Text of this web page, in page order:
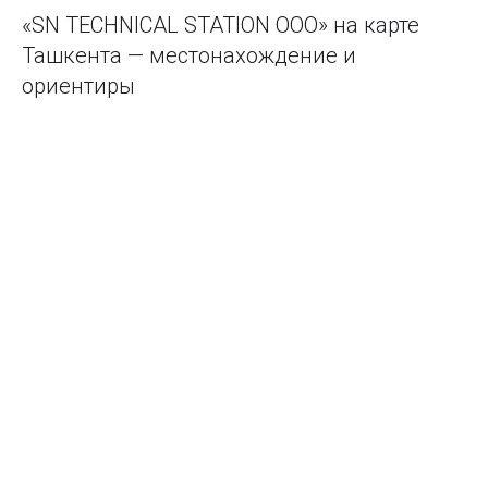
«SN TECHNICAL STATION ООО» на карте
Ташкента — местонахождение и
ориентиры